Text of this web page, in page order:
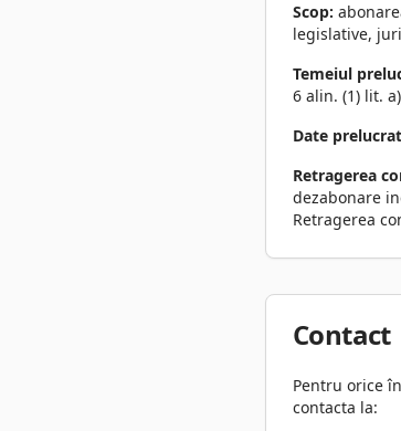
Scop:
legislative,
Temeiul
6 alin. (1) lit. a)
Date
Retragerea
dezabonare
Retragerea
Contact
Pentru orice
contacta la: